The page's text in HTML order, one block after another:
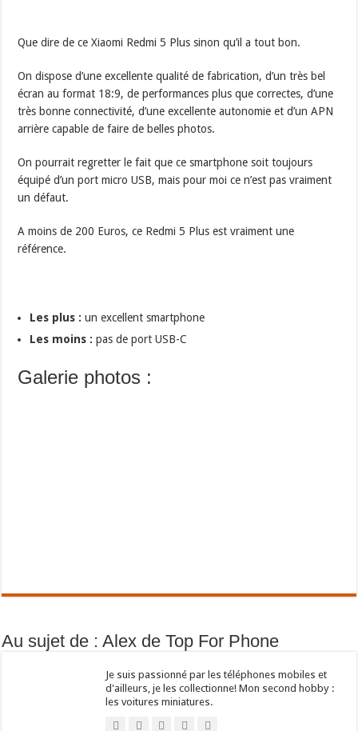
Que dire de ce Xiaomi Redmi 5 Plus sinon qu’il a tout bon.
On dispose d’une excellente qualité de fabrication, d’un très bel
écran au format 18:9, de performances plus que correctes, d’une
très bonne connectivité, d’une excellente autonomie et d’un APN
arrière capable de faire de belles photos.
On pourrait regretter le fait que ce smartphone soit toujours
équipé d’un port micro USB, mais pour moi ce n’est pas vraiment
un défaut.
A moins de 200 Euros, ce Redmi 5 Plus est vraiment une
référence.
Les plus : un excellent smartphone
Les moins : pas de port USB-C
Galerie photos :
Au sujet de : Alex de Top For Phone
Je suis passionné par les téléphones mobiles et
d'ailleurs, je les collectionne! Mon second hobby :
les voitures miniatures.